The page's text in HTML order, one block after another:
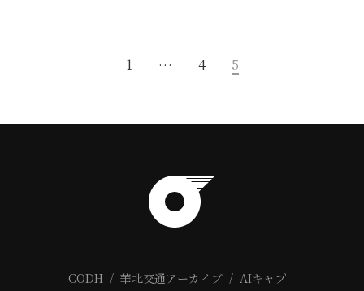
1 … 4 5
CODH 華北交通アーカイブ AIキャプ